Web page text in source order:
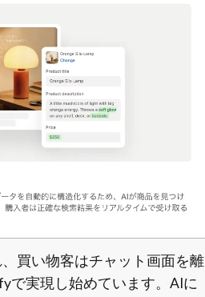
買い物客はチャット画面を離
で実現し始めています。AIに